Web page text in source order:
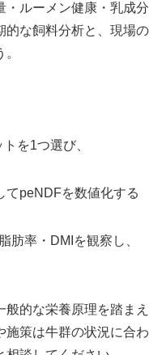
・ルーメン健康・乳成分
的な飼料分析と、現場の
を1つ選び、
てpeNDFを数値化する
肪率・DMIを観察し、
的な栄養原理を踏まえ
施策は牛群の状況に合わ